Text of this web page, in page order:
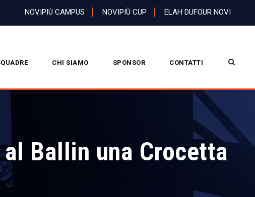
NOVIPIÙ CAMPUS NOVIPIÙ CUP ELAH DUFOUR NOVI
CHI SIAMO SPONSOR CONTATTI
Ballin una Crocetta